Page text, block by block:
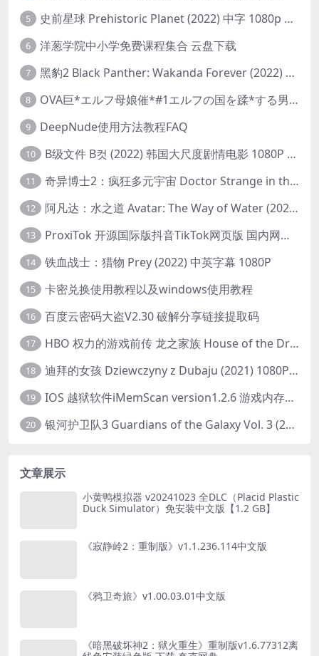
5 史前星球 Prehistoric Planet (2022) 中字 1080p 高清 阿里云盘 2022.5.27已更新全集
6 洋葱学院中小学免费课程集合 云盘下载
7 黑豹2 Black Panther: Wakanda Forever (2022) 高清版
8 OVA巨*エルフ母娘催*#1エルフの国を蹂*する男。汚された女王と姫
9 DeepNude使用方法教程FAQ
10 B级文件 B컷 (2022) 韩国大尺度剧情电影 1080P 中字
11 奇异博士2：疯狂多元宇宙 Doctor Strange in the Multiverse of Madness (2022) 高清版1080p
12 阿凡达：水之道 Avatar: The Way of Water (2022) 1080p 2k 4k 中文字幕
13 ProxiTok 开源国际版抖音TikTok网页版 国内网络直连
14 铁血战士：猎物 Prey (2022) 中英字幕 1080P
15 卡密兑换使用教程以及windows使用教程
16 百度云密码大盗V2.30 破解分享链接提取码
17 HBO 权力的游戏前传 龙之家族 House of the Dragon (2022) 中字 1080P 更新4集
18 迪拜的女孩 Dziewczyny z Dubaju (2021) 1080P 中字
19 IOS 越狱软件iMemScan version1.2.6 游戏内存修改器
20 银河护卫队3 Guardians of the Galaxy Vol. 3 (2023)4K高清资源1080p只分享精品
文章展示
小黄鸭模拟器 v20241023 全DLC（Placid Plastic
Duck Simulator）免安装中文版【1.2 GB】
《寂静岭2：重制版》v1.1.236.114中文版
《鸦卫奇旅》v1.00.03.01中文版
《暗黑破坏神2：狱火重生》重制版v1.6.77312离